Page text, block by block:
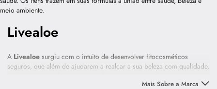
Livealoe
A Livealoe surgiu com o intuito de desenvolver fitocosméticos
seguros, que além de ajudarem a realçar a sua beleza com qualidade,
Mais Sobre a Marca